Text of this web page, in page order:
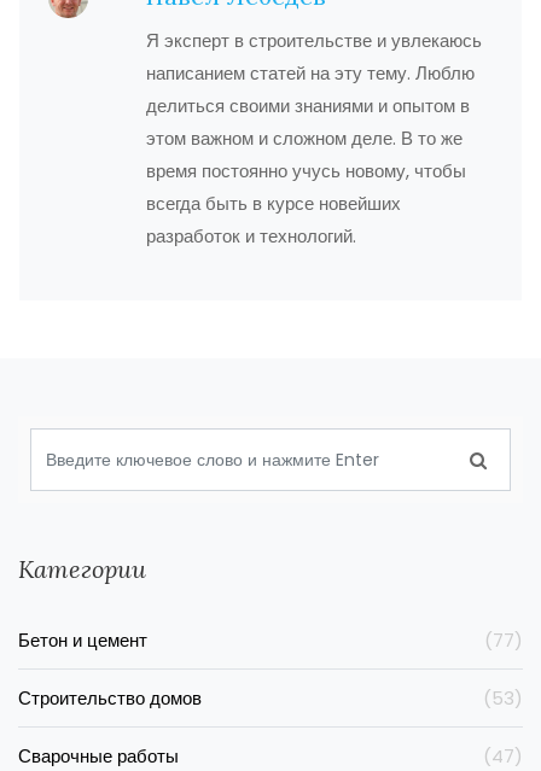
Я эксперт в строительстве и увлекаюсь
написанием статей на эту тему. Люблю
делиться своими знаниями и опытом в
этом важном и сложном деле. В то же
время постоянно учусь новому, чтобы
всегда быть в курсе новейших
разработок и технологий.
Категории
Бетон и цемент (77)
Строительство домов (53)
Сварочные работы (47)